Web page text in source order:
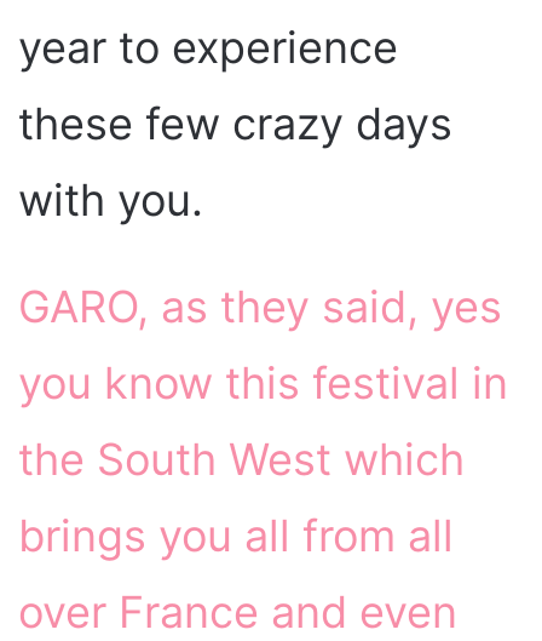
year to experience
these few crazy days
with you.
GARO, as they said, yes
you know this festival in
the South West which
brings you all from all
over France and even